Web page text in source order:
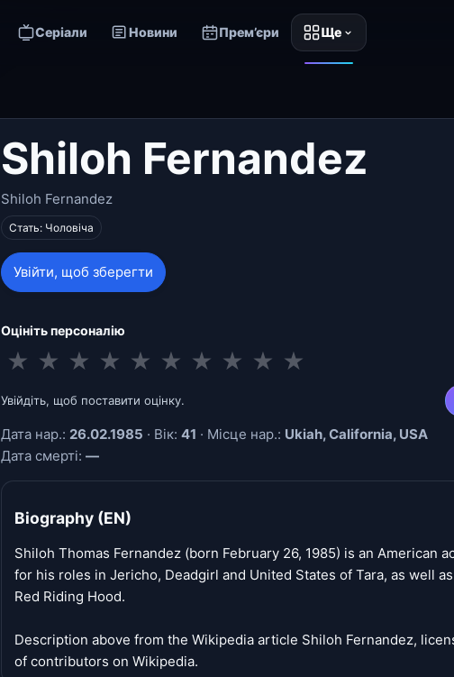
Серіали Новини Прем’єри Ще
Shiloh Fernandez
Shiloh Fernandez
Стать: Чоловіча
Увійти, щоб зберегти
Оцініть персоналію
★ ★ ★ ★ ★ ★ ★ ★ ★ ★
Увійдіть, щоб поставити оцінку.
Дата нар.: 26.02.1985 · Вік: 41 · Місце нар.: Ukiah, California, USA
Дата смерті: —
Biography (EN)
Shiloh Thomas Fernandez (born February 26, 1985) is an American
for his roles in Jericho, Deadgirl and United States of Tara, as well
Red Riding Hood.
Description above from the Wikipedia article Shiloh Fernandez,
of contributors on Wikipedia.